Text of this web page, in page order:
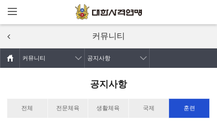
주요콘텐츠로
커뮤니티
커뮤니티 공지사항
공지사항
전체 전문체육 생활체육 국제 훈련